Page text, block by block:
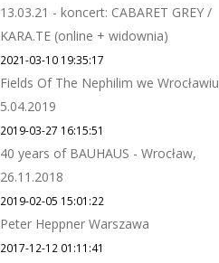
13.03.21 - koncert: CABARET GREY /
KARA.TE (online + widownia)
2021-03-10 19:35:17
Fields Of The Nephilim we Wrocławiu
5.04.2019
2019-03-27 16:15:51
40 years of BAUHAUS - Wrocław,
26.11.2018
2019-02-05 15:01:22
Peter Heppner Warszawa
2017-12-12 01:11:41